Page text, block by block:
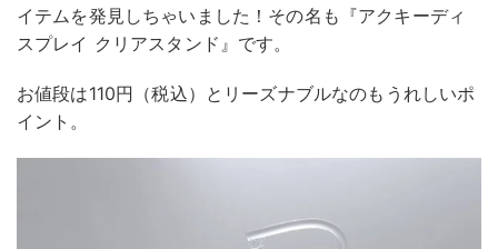
イテムを発見しちゃいました！その名も『アクキーディ
スプレイ クリアスタンド』です。
お値段は110円（税込）とリーズナブルなのもうれしいポ
イント。